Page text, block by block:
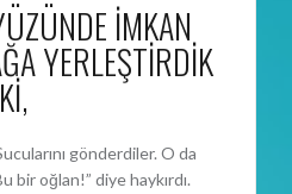
İMKAN
YERLEŞTİRDİK
Kİ,
gönderdiler. O da
bir oğlan!” diye haykırdı.